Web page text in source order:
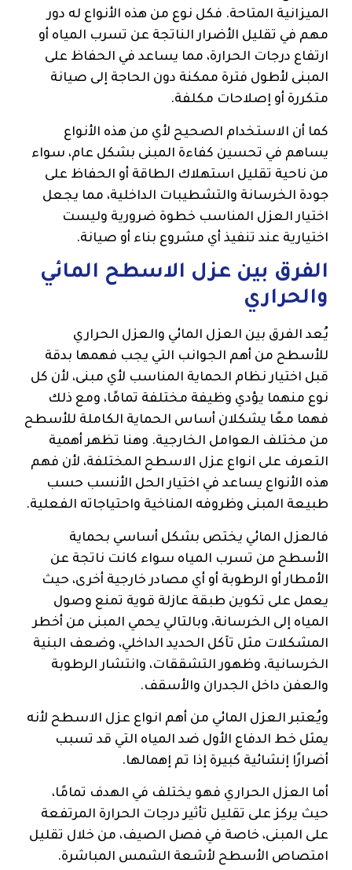
الميزانية المتاحة. فكل نوع من هذه الأنواع له دور
مهم في تقليل الأضرار الناتجة عن تسرب المياه أو
ارتفاع درجات الحرارة، مما يساعد في الحفاظ على
المبنى لأطول فترة ممكنة دون الحاجة إلى صيانة
متكررة أو إصلاحات مكلفة.
كما أن الاستخدام الصحيح لأي من هذه الأنواع
يساهم في تحسين كفاءة المبنى بشكل عام، سواء
من ناحية تقليل استهلاك الطاقة أو الحفاظ على
جودة الخرسانة والتشطيبات الداخلية، مما يجعل
اختيار العزل المناسب خطوة ضرورية وليست
اختيارية عند تنفيذ أي مشروع بناء أو صيانة.
الفرق بين عزل الاسطح المائي
والحراري
يُعد الفرق بين العزل المائي والعزل الحراري
للأسطح من أهم الجوانب التي يجب فهمها بدقة
قبل اختيار نظام الحماية المناسب لأي مبنى، لأن كل
نوع منهما يؤدي وظيفة مختلفة تمامًا، ومع ذلك
فهما معًا يشكلان أساس الحماية الكاملة للأسطح
من مختلف العوامل الخارجية. وهنا تظهر أهمية
التعرف على انواع عزل الاسطح المختلفة، لأن فهم
هذه الأنواع يساعد في اختيار الحل الأنسب حسب
طبيعة المبنى وظروفه المناخية واحتياجاته الفعلية.
فالعزل المائي يختص بشكل أساسي بحماية
الأسطح من تسرب المياه سواء كانت ناتجة عن
الأمطار أو الرطوبة أو أي مصادر خارجية أخرى، حيث
يعمل على تكوين طبقة عازلة قوية تمنع وصول
المياه إلى الخرسانة، وبالتالي يحمي المبنى من أخطر
المشكلات مثل تآكل الحديد الداخلي، وضعف البنية
الخرسانية، وظهور التشققات، وانتشار الرطوبة
والعفن داخل الجدران والأسقف.
ويُعتبر العزل المائي من أهم انواع عزل الاسطح لأنه
يمثل خط الدفاع الأول ضد المياه التي قد تسبب
أضرارًا إنشائية كبيرة إذا تم إهمالها.
أما العزل الحراري فهو يختلف في الهدف تمامًا،
حيث يركز على تقليل تأثير درجات الحرارة المرتفعة
على المبنى، خاصة في فصل الصيف، من خلال تقليل
امتصاص الأسطح لأشعة الشمس المباشرة.